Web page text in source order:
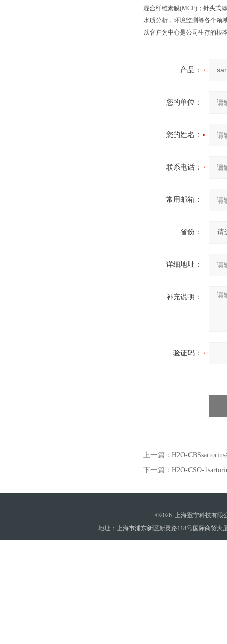
混合纤维素膜(MCE)；针头式
水质分析，环境监测等各个领
以客户为中心是公司生存的根
产品：
您的单位：
您的姓名：
联系电话：
常用邮箱：
省份：
详细地址：
补充说明：
验证码：
上一篇： H2O-
下一篇： H2O-CSO-
©2026 上海登宁科技有限
地址：上海市浦东新区新灵路118号国际商贸大